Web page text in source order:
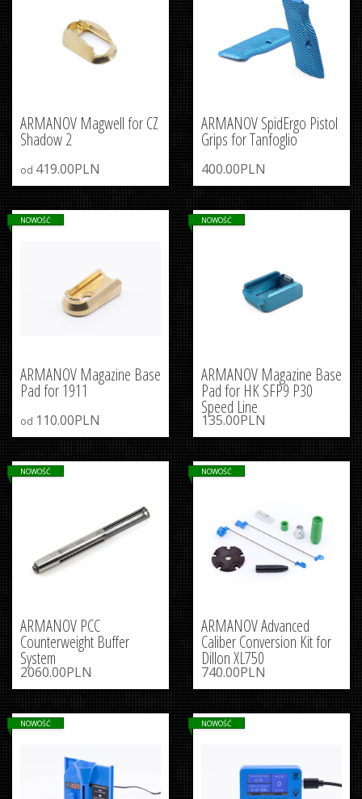
ARMANOV Magwell for CZ
Shadow 2
od 419.00PLN
ARMANOV SpidErgo Pistol
Grips for Tanfoglio
400.00PLN
ARMANOV Magazine Base
Pad for 1911
od 110.00PLN
NOWOŚĆ
ARMANOV Magazine Base
Pad for HK SFP9 P30
Speed Line
135.00PLN
NOWOŚĆ
ARMANOV PCC
Counterweight Buffer
System
2060.00PLN
NOWOŚĆ
ARMANOV Advanced
Caliber Conversion Kit for
Dillon XL750
740.00PLN
NOWOŚĆ
NOWOŚĆ NOWOŚĆ